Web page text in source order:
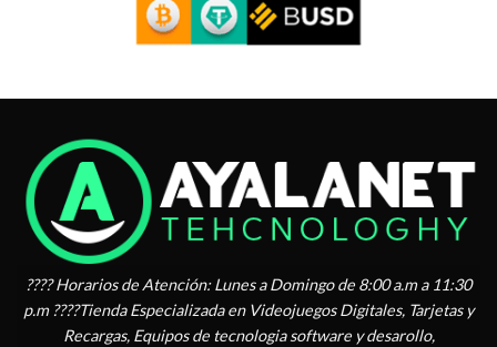
???? Horarios de Atención: Lunes a Domingo de 8:00 a.m a 11:30
p.m ????Tienda Especializada en Videojuegos Digitales, Tarjetas y
Recargas, Equipos de tecnologia software y desarollo,